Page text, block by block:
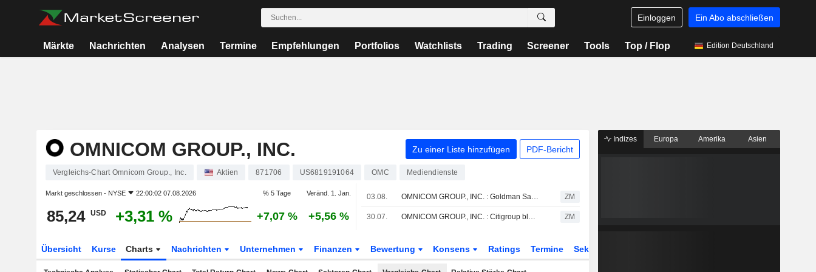
Einloggen Ein Abo abschließen
Märkte Nachrichten Analysen Termine Empfehlungen Portfolios Watchlists Trading Screener Tools Top / Flop Edition Deutschland
OMNICOM GROUP., INC. Zu einer Liste hinzufügen PDF-Bericht
Vergleichs-Chart Omnicom Group., Inc. Aktien 871706 US6819191064 OMC Mediendienste
Markt geschlossen - NYSE 22:00:02 07.08.2026 % 5 Tage Veränd. 1. Jan.
85,24 USD +3,31 % +7,07 % +5,56 %
03.08. OMNICOM GROUP., INC. : Goldman Sachs gibt eine Kauf-Bewertung ab ZM
30.07. OMNICOM GROUP., INC. : Citigroup bleibt bei seiner Kaufempfehlung ZM
Übersicht Kurse Charts Nachrichten Unternehmen Finanzen Bewertung Konsens Ratings Termine Sektor
Indizes Europa Amerika Asien